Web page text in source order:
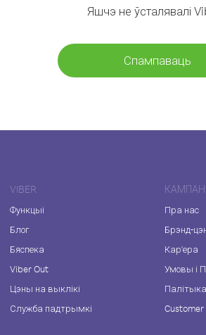
Яшчэ не ўсталявалі
Спампаваць
VIBER
Функцыі
Блог
Бяспека
Viber Out
Цэны на выклікі
Служба падтрымкі
Пра нас
Брэнд-
Кар'ера
Умовы і